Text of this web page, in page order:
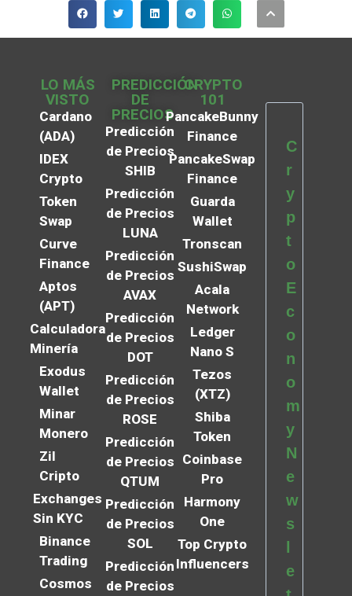
LO MÁS
VISTO
Cardano
(ADA)
IDEX
Crypto
Token
Swap
Curve
Finance
Aptos
(APT)
Calculadora
Minería
Exodus
Wallet
Minar
Monero
Zil
Cripto
Exchanges
Sin KYC
Binance
Trading
Cosmos
PREDICCIÓN
DE
PRECIOS
Predicción
de Precios
SHIB
Predicción
de Precios
LUNA
Predicción
de Precios
AVAX
Predicción
de Precios
DOT
Predicción
de Precios
ROSE
Predicción
de Precios
QTUM
Predicción
de Precios
SOL
Predicción
de Precios
CRYPTO
101
PancakeBunny
Finance
PancakeSwap
Finance
Guarda
Wallet
Tronscan
SushiSwap
Acala
Network
Ledger
Nano S
Tezos
(XTZ)
Shiba
Token
Coinbase
Pro
Harmony
One
Top Crypto
Influencers
C
r
y
p
t
o
E
c
o
n
o
m
y
N
e
w
s
e